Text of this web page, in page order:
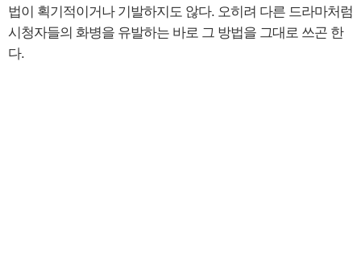
법이 획기적이거나 기발하지도 않다. 오히려 다른 드라마처럼
시청자들의 화병을 유발하는 바로 그 방법을 그대로 쓰곤 한
다.